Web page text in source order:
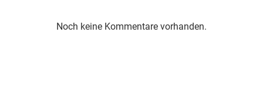
Noch keine Kommentare vorhanden.